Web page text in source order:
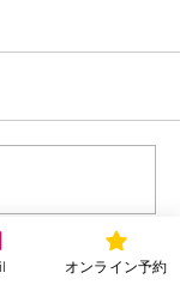
辺のア
オンライン予約